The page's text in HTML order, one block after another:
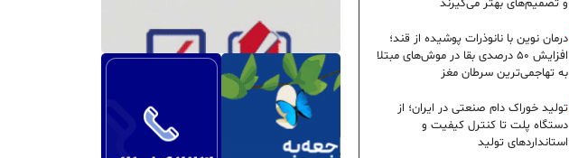
و تصمیم‌های بهتر می‌گیرند
درمان نوین با نانوذرات پوشیده از قند؛
افزایش ۵۰ درصدی بقا در موش‌های مبتلا
به تهاجمی‌ترین سرطان مغز
تولید خوراک دام صنعتی در ایران؛ از
دستگاه پلت تا کنترل کیفیت و
استانداردهای تولید